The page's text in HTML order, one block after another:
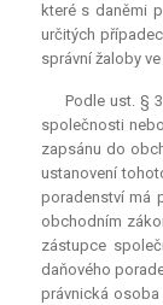
které s daněmi
určitých
správní žaloby
Podle ust. §
společnosti
zapsánu do
ustanovení
poradenství má
obchodním
zástupce
daňového
právnická